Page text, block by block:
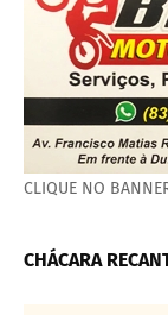
CLIQUE NO
CHÁCARA